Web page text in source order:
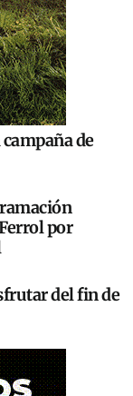
de
por
del fin de